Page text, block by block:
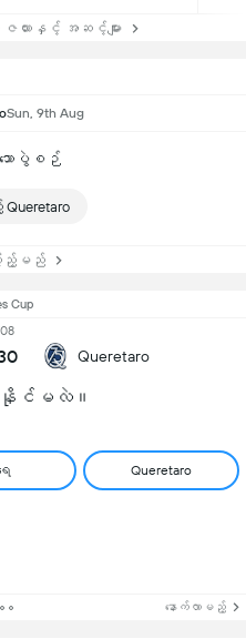
ားနှင့် အဆင့်များ
Sun, 9th Aug
သောပွဲစဉ်
ြည့်မည်
Cup
Queretaro
နိုင်မလဲ။
ေ Queretaro
နောက်လာမည့်